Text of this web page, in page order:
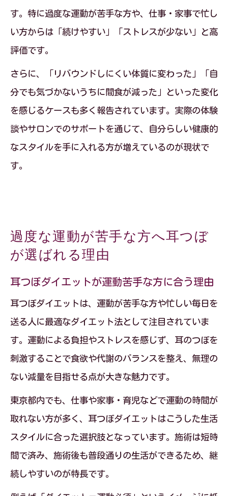
す。特に過度な運動が苦手な方や、仕事・家事で忙し
い方からは「続けやすい」「ストレスが少ない」と高
評価です。
さらに、「リバウンドしにくい体質に変わった」「自
分でも気づかないうちに間食が減った」といった変化
を感じるケースも多く報告されています。実際の体験
談やサロンでのサポートを通じて、自分らしい健康的
なスタイルを手に入れる方が増えているのが現状で
す。
過度な運動が苦手な方へ耳つぼ
が選ばれる理由
耳つぼダイエットが運動苦手な方に合う理由
耳つぼダイエットは、運動が苦手な方や忙しい毎日を
送る人に最適なダイエット法として注目されていま
す。運動による負担やストレスを感じず、耳のつぼを
刺激することで食欲や代謝のバランスを整え、無理の
ない減量を目指せる点が大きな魅力です。
東京都内でも、仕事や家事・育児などで運動の時間が
取れない方が多く、耳つぼダイエットはこうした生活
スタイルに合った選択肢となっています。施術は短時
間で済み、施術後も普段通りの生活ができるため、継
続しやすいのが特長です。